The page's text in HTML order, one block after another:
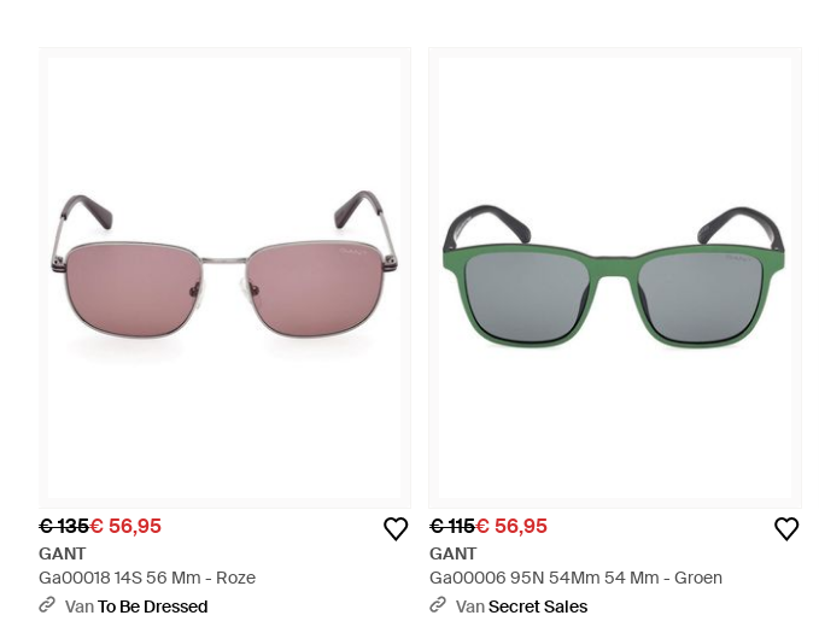
€ 135€ 56,95
GANT
Ga00018 14S 56 Mm - Roze
VanTo Be Dressed
€ 115€ 56,95
GANT
Ga00006 95N 54Mm 54 Mm - Groen
VanSecret Sales